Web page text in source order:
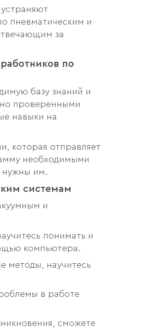
пневматическим и
за
по
базу знаний и
проверенными
навыки на
которая отправляет
необходимыми
нужны им.
системам
и
понимать и
компьютера.
методы, научитесь
в работе
сможете